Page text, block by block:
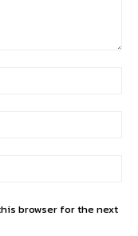
browser for the next